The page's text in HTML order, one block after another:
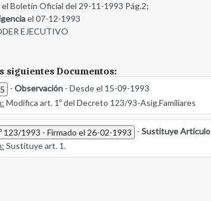
el Boletín Oficial del 29-11-1993 Pág.2;
el 07-12-1993
EJECUTIVO
siguientes Documentos:
- Observación - Desde el 15-09-1993
Modifica art. 1º del Decreto 123/93-Asig.Familiares
123/1993 - Firmado el 26-02-1993 - Sustituye Artículo
Sustituye art. 1.